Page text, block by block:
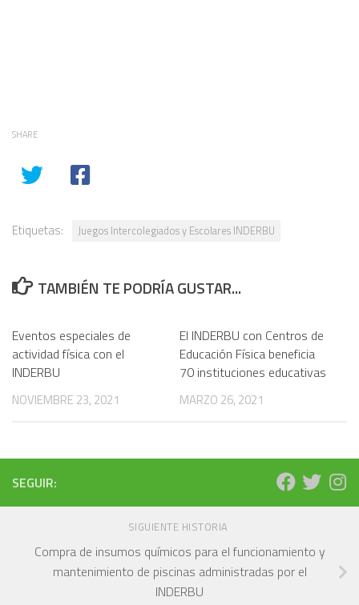
SHARE
Etiquetas: Juegos Intercolegiados y Escolares INDERBU
TAMBIÉN TE PODRÍA GUSTAR...
Eventos especiales de
actividad física con el
INDERBU
NOVIEMBRE 23, 2021
El INDERBU con Centros de
Educación Física beneficia
70 instituciones educativas
MARZO 26, 2021
SEGUIR:
SIGUIENTE HISTORIA
Compra de insumos químicos para el funcionamiento y
mantenimiento de piscinas administradas por el
INDERBU